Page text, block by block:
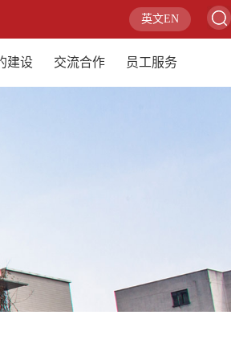
英文EN
建设 交流合作 员工服务